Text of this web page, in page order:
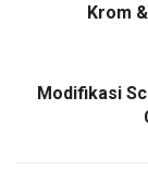
Krom
Modifikasi